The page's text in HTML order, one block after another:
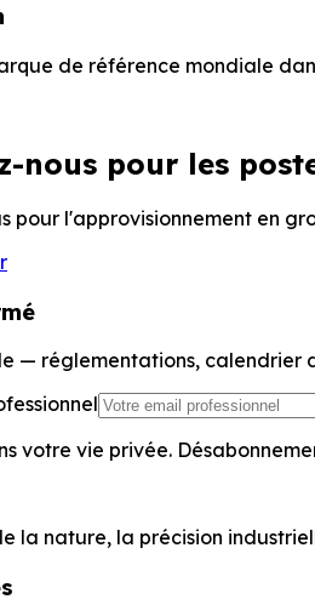
de référence mondiale
nous pour les
pour l'approvisionnement en
— réglementations, calendrier
votre vie privée.
la nature, la précision